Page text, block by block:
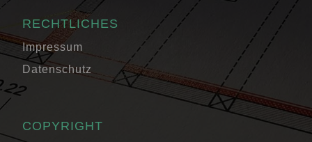
RECHTLICHES
Impressum
Datenschutz
COPYRIGHT